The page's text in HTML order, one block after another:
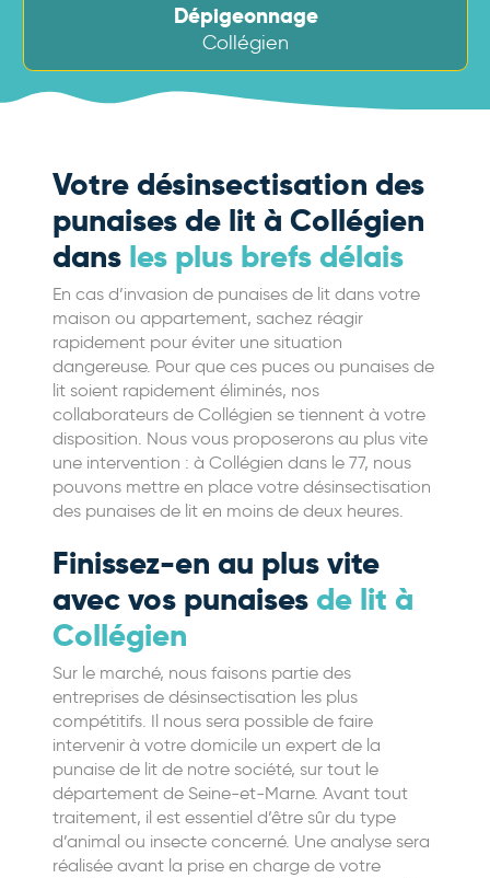
Dépigeonnage
Collégien
Votre désinsectisation des
punaises de lit à Collégien
dans les plus brefs délais
En cas d’invasion de punaises de lit dans votre
maison ou appartement, sachez réagir
rapidement pour éviter une situation
dangereuse. Pour que ces puces ou punaises de
lit soient rapidement éliminés, nos
collaborateurs de Collégien se tiennent à votre
disposition. Nous vous proposerons au plus vite
une intervention : à Collégien dans le 77, nous
pouvons mettre en place votre désinsectisation
des punaises de lit en moins de deux heures.
Finissez-en au plus vite
avec vos punaises de lit à
Collégien
Sur le marché, nous faisons partie des
entreprises de désinsectisation les plus
compétitifs. Il nous sera possible de faire
intervenir à votre domicile un expert de la
punaise de lit de notre société, sur tout le
département de Seine-et-Marne. Avant tout
traitement, il est essentiel d’être sûr du type
d’animal ou insecte concerné. Une analyse sera
réalisée avant la prise en charge de votre